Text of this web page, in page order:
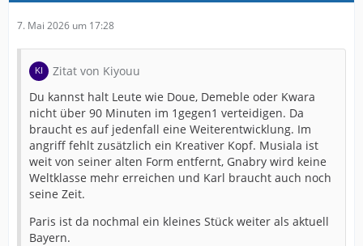
7. Mai 2026 um 17:28
Zitat von Kiyouu
Du kannst halt Leute wie Doue, Demeble oder Kwara
nicht über 90 Minuten im 1gegen1 verteidigen. Da
braucht es auf jedenfall eine Weiterentwicklung. Im
angriff fehlt zusätzlich ein Kreativer Kopf. Musiala ist
weit von seiner alten Form entfernt, Gnabry wird keine
Weltklasse mehr erreichen und Karl braucht auch noch
seine Zeit.
Paris ist da nochmal ein kleines Stück weiter als aktuell
Bayern.